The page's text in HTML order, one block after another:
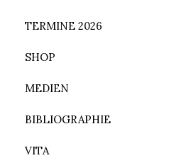
TERMINE 2026
SHOP
MEDIEN
BIBLIOGRAPHIE
VITA